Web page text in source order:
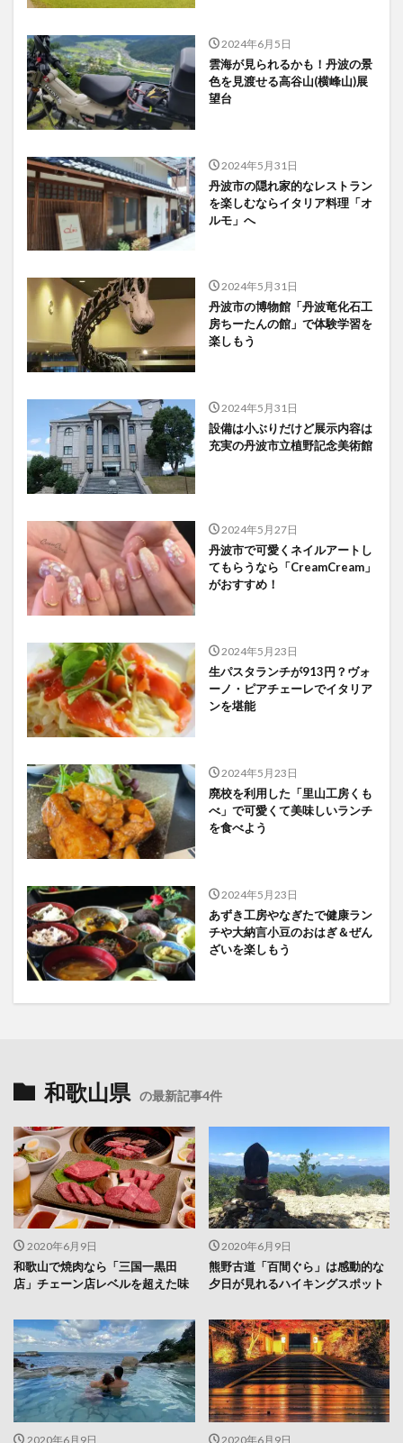
2024年6月5日
雲海が見られるかも！丹波の景
色を見渡せる高谷山(横峰山)展
望台
2024年5月31日
丹波市の隠れ家的なレストラン
を楽しむならイタリア料理「オ
ルモ」へ
2024年5月31日
丹波市の博物館「丹波竜化石工
房ちーたんの館」で体験学習を
楽しもう
2024年5月31日
設備は小ぶりだけど展示内容は
充実の丹波市立植野記念美術館
2024年5月27日
丹波市で可愛くネイルアートし
てもらうなら「CreamCream」
がおすすめ！
2024年5月23日
生パスタランチが913円？ヴォ
ーノ・ピアチェーレでイタリア
ンを堪能
2024年5月23日
廃校を利用した「里山工房くも
べ」で可愛くて美味しいランチ
を食べよう
2024年5月23日
あずき工房やなぎたで健康ラン
チや大納言小豆のおはぎ＆ぜん
ざいを楽しもう
和歌山県 の最新記事4件
2020年6月9日
和歌山で焼肉なら「三国一黒田
店」チェーン店レベルを超えた味
2020年6月9日
熊野古道「百間ぐら」は感動的な
夕日が見れるハイキングスポット
2020年6月9日 2020年6月9日